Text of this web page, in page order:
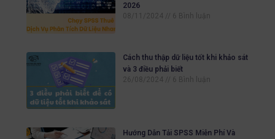
2026
08/11/2024
6 Bình luận
Cách thu thập dữ liệu tốt khi khảo sát
và 3 điều phải biết
26/08/2024
6 Bình luận
Hướng Dẫn Tải SPSS Miễn Phí Và